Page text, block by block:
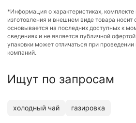
*Информация о характеристиках, комплекте
изготовления и внешнем виде товара носит
основывается на последних доступных к
сведениях и не является публичной
упаковки может отличаться при
компаний.
Ищут по запросам
холодный чай газировка